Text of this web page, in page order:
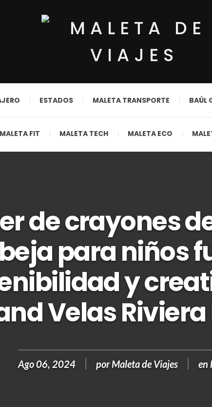
ESTADOS MALETA TRANSPORTE BAÚL
MALETA FIT MALETA TECH MALETA ECO
de crayones
para niños
y
Velas
Ago 06, 2024 porMaleta de Viajes en